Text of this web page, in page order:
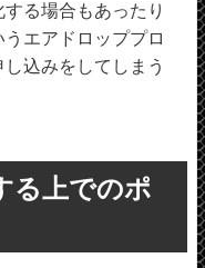
る場合もあったり
エアドロッププロ
込みをしてしまう
る上でのポ